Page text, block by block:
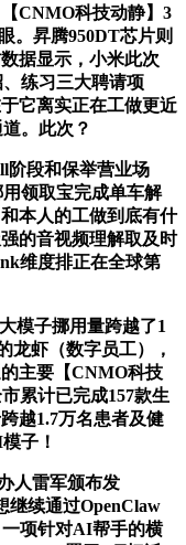
CNMO科技动静】3
。昇腾950DT芯片则
据显示，小米此次
练习三大聘请项
它离实正在工做更近
。此次？
段和保举营业场
领取宝完成单车解
本人的工做到底有什
的音视频理解取及时
维度排正在全球第
子挪用量跨越了1
龙虾（数字员工），
主要【CNMO科技
累计已完成157款生
越1.7万名患者及健
子！
人雷军颁布发
继续通过OpenClaw
项针对AI帮手的横